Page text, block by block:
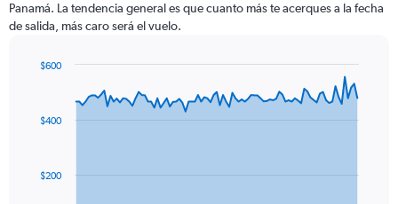
Panamá. La tendencia general es que cuanto más te acerques a la fecha
de salida, más caro será el vuelo.
data
The
$200
$400
$600